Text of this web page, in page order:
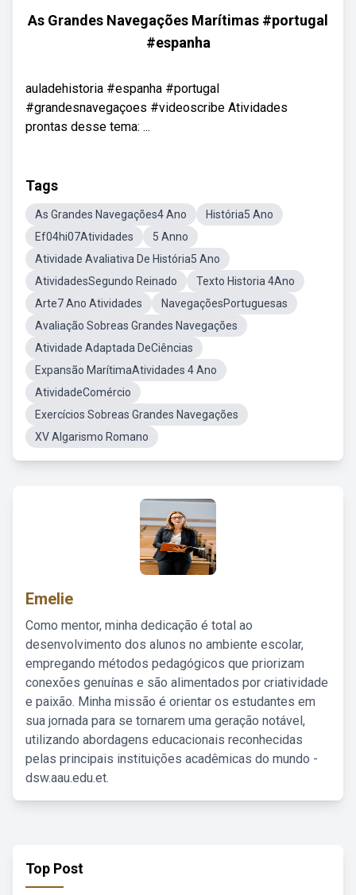
As Grandes Navegações Marítimas #portugal
#espanha
auladehistoria #espanha #portugal
#grandesnavegaçoes #videoscribe Atividades
prontas desse tema: ...
Tags
As Grandes Navegações4 Ano
História5 Ano
Ef04hi07Atividades
5 Anno
Atividade Avaliativa De História5 Ano
AtividadesSegundo Reinado
Texto Historia 4Ano
Arte7 Ano Atividades
NavegaçõesPortuguesas
Avaliação Sobreas Grandes Navegações
Atividade Adaptada DeCiências
Expansão MarítimaAtividades 4 Ano
AtividadeComércio
Exercícios Sobreas Grandes Navegações
XV Algarismo Romano
Emelie
Como mentor, minha dedicação é total ao
desenvolvimento dos alunos no ambiente escolar,
empregando métodos pedagógicos que priorizam
conexões genuínas e são alimentados por criatividade
e paixão. Minha missão é orientar os estudantes em
sua jornada para se tornarem uma geração notável,
utilizando abordagens educacionais reconhecidas
pelas principais instituições acadêmicas do mundo -
dsw.aau.edu.et.
Top Post